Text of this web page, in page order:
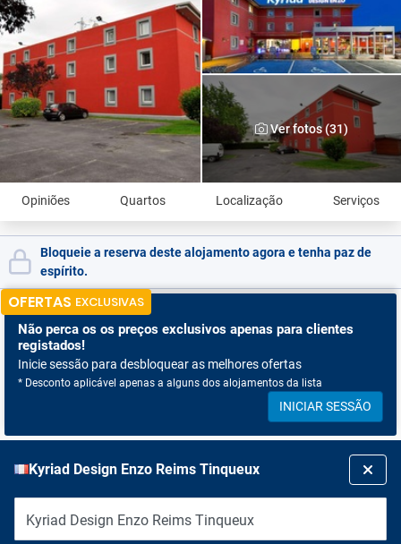
Ver fotos (31)
Opiniões Quartos Localização Serviços
Bloqueie a reserva deste alojamento agora e tenha paz de
espírito.
OFERTAS EXCLUSIVAS
Não perca os os preços exclusivos apenas para clientes
registados!
Inicie sessão para desbloquear as melhores ofertas
* Desconto aplicável apenas a alguns dos alojamentos da lista
INICIAR SESSÃO
Kyriad Design Enzo Reims Tinqueux
Kyriad Design Enzo Reims Tinqueux